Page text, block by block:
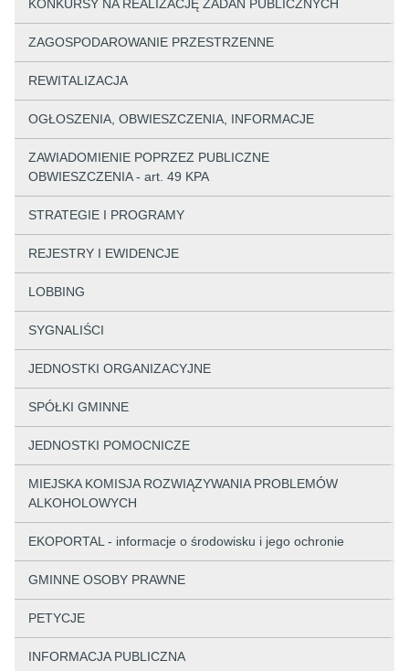
KONKURSY NA REALIZACJĘ ZADAŃ PUBLICZNYCH
ZAGOSPODAROWANIE PRZESTRZENNE
REWITALIZACJA
OGŁOSZENIA, OBWIESZCZENIA, INFORMACJE
ZAWIADOMIENIE POPRZEZ PUBLICZNE
OBWIESZCZENIA - art. 49 KPA
STRATEGIE I PROGRAMY
REJESTRY I EWIDENCJE
LOBBING
SYGNALIŚCI
JEDNOSTKI ORGANIZACYJNE
SPÓŁKI GMINNE
JEDNOSTKI POMOCNICZE
MIEJSKA KOMISJA ROZWIĄZYWANIA PROBLEMÓW
ALKOHOLOWYCH
EKOPORTAL - informacje o środowisku i jego ochronie
GMINNE OSOBY PRAWNE
PETYCJE
INFORMACJA PUBLICZNA